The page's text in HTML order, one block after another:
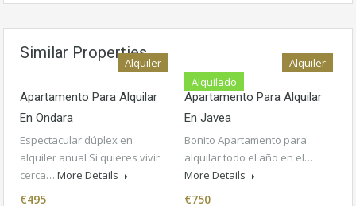
Similar Properties
Alquiler
Apartamento Para Alquilar
En Ondara
Espectacular dúplex en
alquiler anual Si quieres vivir
cerca… More Details
€495
Alquilado
Alquiler
Apartamento Para Alquilar
En Javea
Bonito Apartamento para
alquilar todo el año en el…
More Details
€750